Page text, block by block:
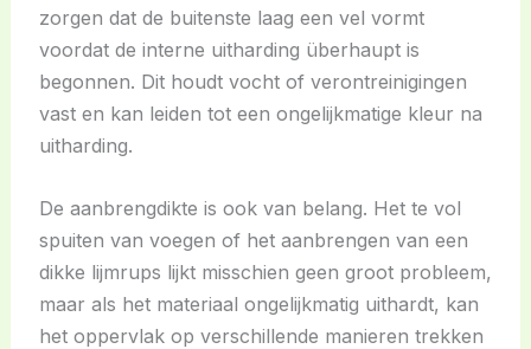
zorgen dat de buitenste laag een vel vormt
voordat de interne uitharding überhaupt is
begonnen. Dit houdt vocht of verontreinigingen
vast en kan leiden tot een ongelijkmatige kleur na
uitharding.
De aanbrengdikte is ook van belang. Het te vol
spuiten van voegen of het aanbrengen van een
dikke lijmrups lijkt misschien geen groot probleem,
maar als het materiaal ongelijkmatig uithardt, kan
het oppervlak op verschillende manieren trekken